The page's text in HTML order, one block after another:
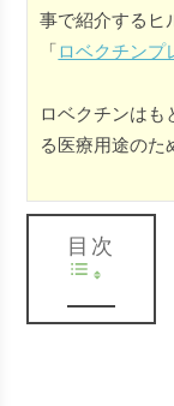
事で紹介するヒ
「ロベクチンプ
ロベクチンはも
る医療用途のた
目次